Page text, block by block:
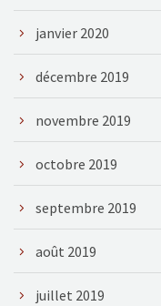
janvier 2020
décembre 2019
novembre 2019
octobre 2019
septembre 2019
août 2019
juillet 2019